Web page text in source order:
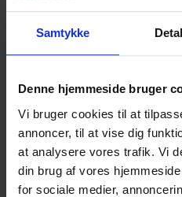
Samtykke
Denne hjemmeside bruger
Vi bruger cookies til at
annoncer, til at vise dig
at analysere vores trafik. Vi
din brug af vores
for sociale medier,
Dit navn(Påkrævet)
Firma(Påkrævet)
E-mail (Påkrævet)